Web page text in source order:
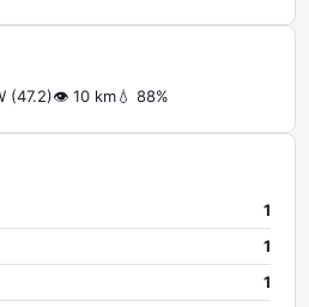
(47.2)👁 10 km💧 88%
1
1
1